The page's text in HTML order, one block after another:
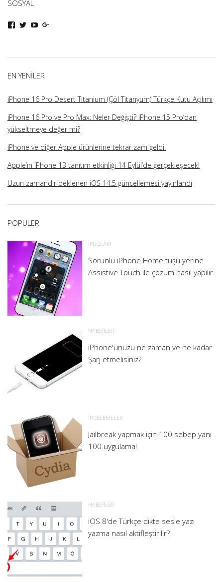
SOSYAL
iphoneturka
profilini
iphoneturka
profilini
iphoneturka
profiliniprofilini
EN YENILER
iPhone 16 Pro Desert Titanium (Çöl Titanyum) Türkçe Kutu Açılımı
iPhone 16 Pro ve Pro Max: Neler Değişti? iPhone 15 Pro’dan
yükseltmeye değer mi?
iPhone ve diğer Apple ürünlerine tekrar zam geldi!
Apple’ın iPhone 13 tanıtım etkinliği 14 Eylül’de gerçekleşecek!
Uzun zamandır beklenen iOS 14.5 güncellemesi yayınlandı
POPULER
İPUÇLARI
Sorunlu iPhone Home tuşu yerine
Assistive Touch ile çözüm nasıl yapılır
HABERLER
iPhone'unuzu ne zaman ve ne kadar
Şarj etmelisiniz?
İNCELEMELER
Jailbreak yapmak için 100 sebep yani
100 uygulama!
HABERLER
iOS 8'de Türkçe dikte sesle yazı
yazma nasıl aktifleştirilir?